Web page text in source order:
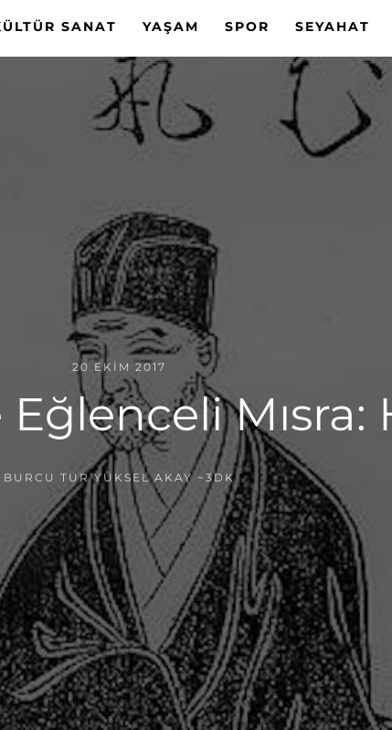
SANAT YAŞAM SPOR SEYAHAT
20 EKIM 2017
Mısra:
BURCU TUR YÜKSEL AKAY ~3DK